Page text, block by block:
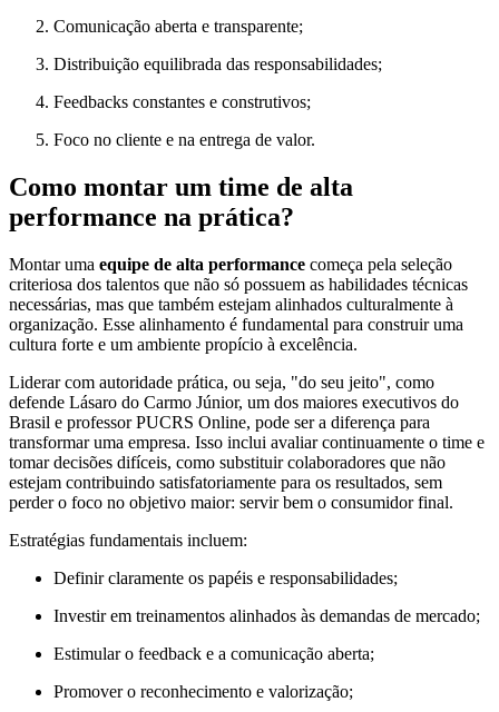
Comunicação aberta e transparente;
Distribuição equilibrada das responsabilidades;
Feedbacks constantes e construtivos;
Foco no cliente e na entrega de valor.
Como montar um time de alta
performance na prática?
Montar uma equipe de alta performance começa pela seleção
criteriosa dos talentos que não só possuem as habilidades técnicas
necessárias, mas que também estejam alinhados culturalmente à
organização. Esse alinhamento é fundamental para construir uma
cultura forte e um ambiente propício à excelência.
Liderar com autoridade prática, ou seja, "do seu jeito", como
defende Lásaro do Carmo Júnior, um dos maiores executivos do
Brasil e professor PUCRS Online, pode ser a diferença para
transformar uma empresa. Isso inclui avaliar continuamente o time e
tomar decisões difíceis, como substituir colaboradores que não
estejam contribuindo satisfatoriamente para os resultados, sem
perder o foco no objetivo maior: servir bem o consumidor final.
Estratégias fundamentais incluem:
Definir claramente os papéis e responsabilidades;
Investir em treinamentos alinhados às demandas de mercado;
Estimular o feedback e a comunicação aberta;
Promover o reconhecimento e valorização;